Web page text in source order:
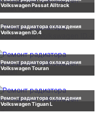
Volkswagen Passat Alltrack
Ремонт радиатора охлаждения
Volkswagen ID.4
Ремонт радиатора охлаждения
Volkswagen Touran
Ремонт радиатора охлаждения
Volkswagen Tiguan L